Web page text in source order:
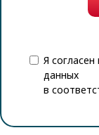
Я
данных
в